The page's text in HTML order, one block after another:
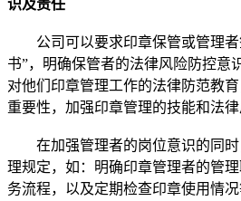
识及责任
公司可以要求印章保管或管理者
书”，明确保管者的法律风险防控意
对他们印章管理工作的法律防范教
重要性，加强印章管理的技能和法律
在加强管理者的岗位意识的同时
理规定，如：明确印章管理者的管
务流程，以及定期检查印章使用情